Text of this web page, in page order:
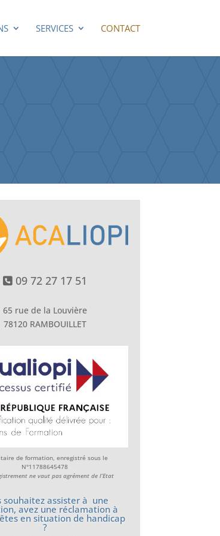
SERVICES CONTACT
09 72 27 17 51
65 rue de la Louvière
78120 RAMBOUILLET
de formation, enregistré sous le
N°11788645478
ne vaut pas agrément de l’Etat
souhaitez assister à une
avez une réclamation à
en situation de handicap
?